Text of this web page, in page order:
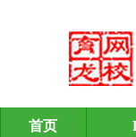
首页